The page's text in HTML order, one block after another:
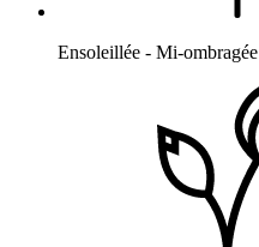
Ensoleillée - Mi-ombragée